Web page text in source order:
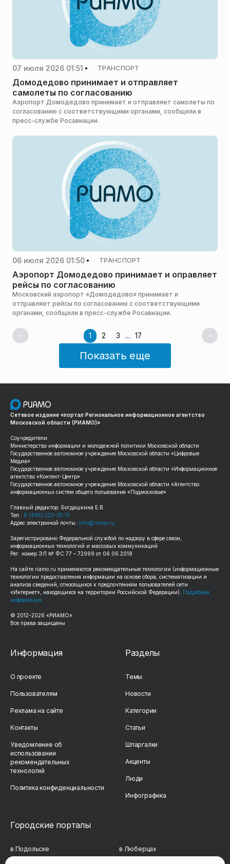
07 июля 2026 01:51 ТРАНСПОРТ
Домодедово принимает и отправляет
самолеты по согласованию
Аэропорт Домодедово принимает и отправляет самолеты по
согласованию с соответствующими органами, сообщили в
пресс-службе Росавиации.
06 июля 2026 01:50 ТРАНСПОРТ
Аэропорт Домодедово принимает и оправляет
рейсы по согласованию
Московский аэропорт «Домодедово» принимает и
отправляет рейсы по согласованию с соответствующими
органами, сообщили в пресс-службе Росавиации.
1 2 3 ... 17
Показать еще
Сетевое издание «портал Региональное информационное агентство
Московской области (РИАМО)»
Соучредители:
Министерство информации и молодежной политики Московской области
Государственное автономное учреждение Московской области «Цифровые
Медиа»
Государственное автономное учреждение Московской области «Информационное
агентство «Контент-Центр»
Государственное автономное учреждение Московской области «Агентство
информационных систем общего пользования «Подмосковье»
Главный редактор: Богдашкина Е.В.
Тел.: 8 (495) 223-35-11
Адрес электронной почты: info@riamo.ru
Зарегистрировано Федеральной службой по надзору в сфере связи,
информационных технологий и массовых коммуникаций
Рег. номер ЭЛ № ФС 77 – 72999 от 06.06.2018
На сайте riamo.ru применяются рекомендательные технологии (информационные
технологии предоставления информации на основе сбора, систематизации и
анализа сведений, относящихся к предпочтениям пользователей сети
«Интернет», находящихся на территории Российской Федерации).
Подробная
информация
© 2012-2026 «РИАМО».
Все права защищены
Информация
О проекте
Пользователям
Реклама на сайте
Контакты
Уведомление об
использовании
рекомендательных
технологий
Политика конфиденциальности
Разделы
Темы
Новости
Категории
Статьи
Шпаргалки
Акценты
Люди
Инфографика
Городские порталы
в Подольске в Люберцах